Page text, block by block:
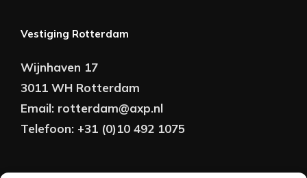
Vestiging Rotterdam
Wijnhaven 17
3011 WH Rotterdam
Email: rotterdam@axp.nl
Telefoon: +31 (0)10 492 1075